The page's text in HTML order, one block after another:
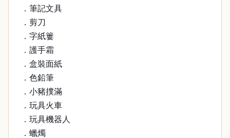
．筆記文具
．剪刀
．字紙簍
．護手霜
．盒裝面紙
．色鉛筆
．小豬撲滿
．玩具火車
．玩具機器人
．蠟燭